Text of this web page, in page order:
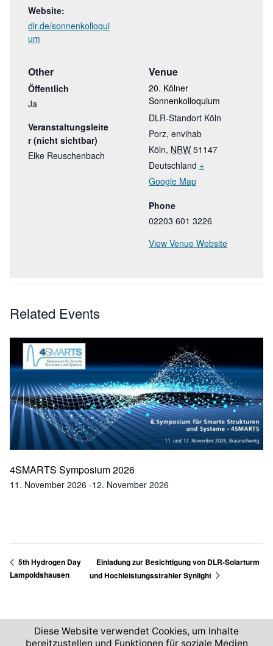
Website:
dlr.de/sonnenkolloqui
um
Venue
20. Kölner
Sonnenkolloquium
DLR-Standort Köln
Porz, envihab
Köln, NRW 51147
Deutschland +
Google Map
Phone
02203 601 3226
View Venue Website
Other
Öffentlich
Ja
Veranstaltungsleite
r (nicht sichtbar)
Elke Reuschenbach
Related Events
4SMARTS Symposium 2026
11. November 2026 -12. November 2026
5th Hydrogen Day
Lampoldshausen
Einladung zur Besichtigung von DLR-Solarturm
und Hochleistungsstrahler Synlight
Diese Website verwendet Cookies, um Inhalte
bereitzustellen und Funktionen für soziale Medien